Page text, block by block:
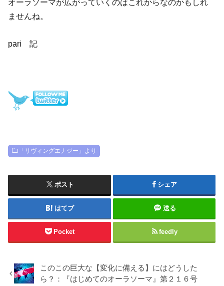
オーラソーマが広がっていくのはこれからなのかもしれ
ませんね。
pari 記
「リヴィングエナジー」より
ポスト シェア
はてブ 送る
Pocket feedly
このこの巨大な【変化に備える】にはどうした
ら？：『はじめてのオーラソーマ』第２１６号